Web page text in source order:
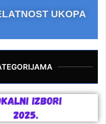
UKOPA